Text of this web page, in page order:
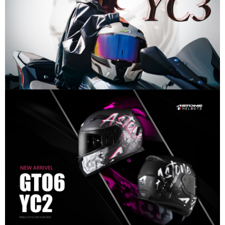
2.基於同意付款使用「大哥付你分期」之契約關係目的，商店將以您的個人
資料（包含姓名、電話或地址）提供予台灣大哥大進項蒐集、處理及利用，
由本公司與您本人進行分期帳單所需資料之確認、核對及更正。
3.完整用戶服務條款，請詳閱以下連結：https://oppay.tw/userRule
※ 交易是否成功請以「AFTEE先享後付 」之結帳頁面顯示為準，若有關於
是否繳費成功／繳費後需取消欲退款等相關疑問，請聯繫「AFTEE先享後付
客戶支援中心」 https://netprotections.freshdesk.com/support/home
１．透過由恩沛科技股份有限公司提供之「AFTEE先享後付」服務完成之交
易，需依本服務之必要範圍內提供個人資料，並將交易相關給付款項請求債
權轉讓予恩沛科技股份有限公司。
２．關於個人資料處理事宜，請瀏覽以下網址：
https://aftee.tw/terms/#terms3
３．未成年的使用者請事先徵得法定代理人或監護人之同意方可使用
「AFTEE先享後付」，若未經同意申辦者引起之損失，本公司不負相關責
４．使用「AFTEE先享後付」時，將依據個別帳號之用戶狀況，依本公司即
時審查核予不同之上限額度；若仍有額度不足之情形，本公司將視審查結果
５．嚴禁一人註冊多個帳號或使用他人資訊註冊。若發現惡意使用之情形，
恩沛科技股份有限公司將有權停止該用戶之使用額度並採取法律行動。
每筆NT$80，滿NT$1,999(含以上)免運費
每筆NT$80，滿NT$1,999(含以上)免運費